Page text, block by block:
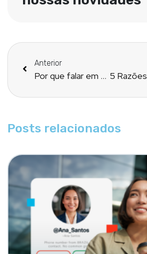
Anterior
Por que falar em gestão e no uso de indicadores?
Posts relacionados